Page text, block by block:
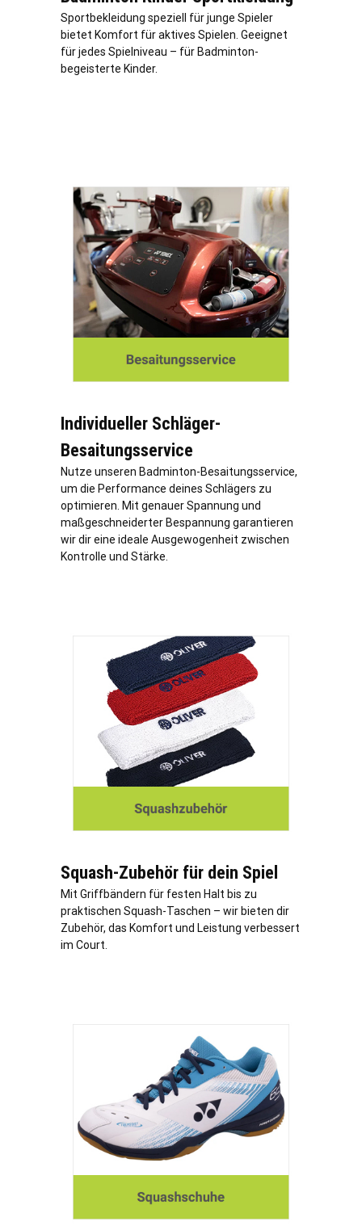
Sportbekleidung speziell für junge Spieler
bietet Komfort für aktives Spielen. Geeignet
für jedes Spielniveau – für Badminton-
begeisterte Kinder.
Individueller Schläger-
Besaitungsservice
Nutze unseren Badminton-Besaitungsservice,
um die Performance deines Schlägers zu
optimieren. Mit genauer Spannung und
maßgeschneiderter Bespannung garantieren
wir dir eine ideale Ausgewogenheit zwischen
Kontrolle und Stärke.
Squash-Zubehör für dein Spiel
Mit Griffbändern für festen Halt bis zu
praktischen Squash-Taschen – wir bieten dir
Zubehör, das Komfort und Leistung verbessert
im Court.